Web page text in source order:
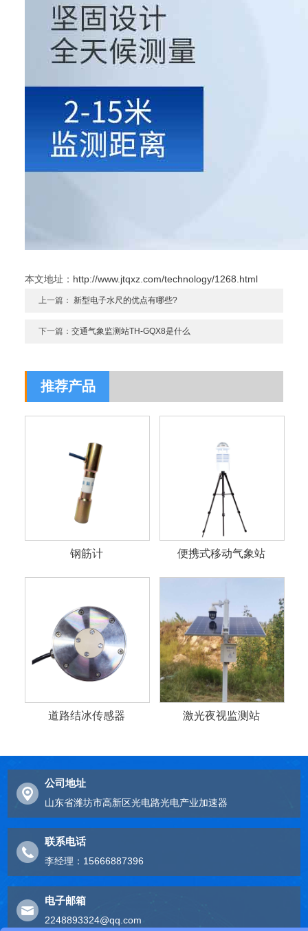
本文地址： http://www.jtqxz.com/technology/1268.html
上一篇： 新型电子水尺的优点有哪些?
下一篇：交通气象监测站TH-GQX8是什么
推荐产品
钢筋计 便携式移动气象站
道路结冰传感器 激光夜视监测站
公司地址
山东省潍坊市高新区光电路光电产业加速器
联系电话
李经理：15666887396
电子邮箱
2248893324@qq.com